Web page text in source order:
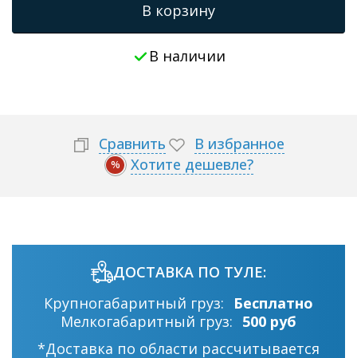
В корзину
В наличии
Сравнить В избранное
% Хотите дешевле?
ДОСТАВКА ПО ТУЛЕ:
Крупногабаритный груз:
Бесплатно
Мелкогабаритный груз: 500 руб
*Доставка по области рассчитывается